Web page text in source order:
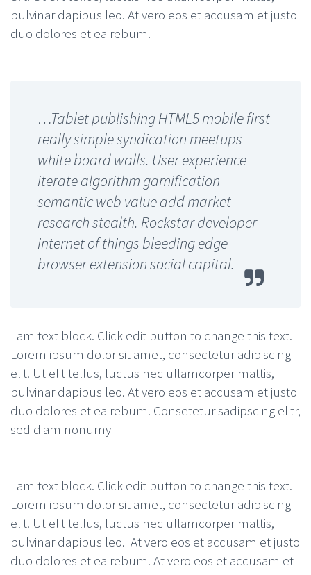
pulvinar dapibus leo. At vero eos et accusam et justo
duo dolores et ea rebum.
…Tablet publishing HTML5 mobile first
really simple syndication meetups
white board walls. User experience
iterate algorithm gamification
semantic web value add market
research stealth. Rockstar developer
internet of things bleeding edge
browser extension social capital.
I am text block. Click edit button to change this text.
Lorem ipsum dolor sit amet, consectetur adipiscing
elit. Ut elit tellus, luctus nec ullamcorper mattis,
pulvinar dapibus leo. At vero eos et accusam et justo
duo dolores et ea rebum. Consetetur sadipscing elitr,
sed diam nonumy
I am text block. Click edit button to change this text.
Lorem ipsum dolor sit amet, consectetur adipiscing
elit. Ut elit tellus, luctus nec ullamcorper mattis,
pulvinar dapibus leo. At vero eos et accusam et justo
duo dolores et ea rebum. At vero eos et accusam et